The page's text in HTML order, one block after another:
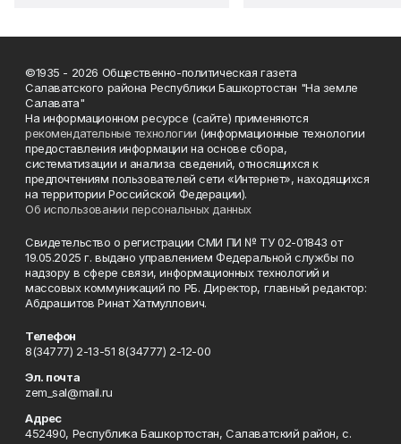
©1935 - 2026 Общественно-политическая газета
Салаватского района Республики Башкортостан "На земле
Салавата"
На информационном ресурсе (сайте) применяются
рекомендательные технологии (информационные технологии
предоставления информации на основе сбора,
систематизации и анализа сведений, относящихся к
предпочтениям пользователей сети «Интернет», находящихся
на территории Российской Федерации).
Об использовании персональных данных
Свидетельство о регистрации СМИ ПИ № ТУ 02-01843 от
19.05.2025 г. выдано управлением Федеральной службы по
надзору в сфере связи, информационных технологий и
массовых коммуникаций по РБ. Директор, главный редактор:
Абдрашитов Ринат Хатмуллович.
Телефон
8(34777) 2-13-51 8(34777) 2-12-00
Эл. почта
zem_sal@mail.ru
Адрес
452490, Республика Башкортостан, Салаватский район, с.